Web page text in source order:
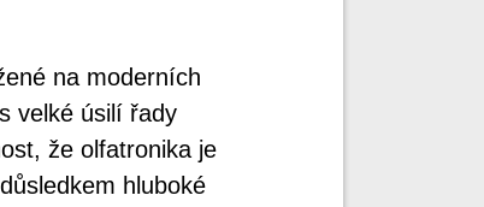
na moderních
velké úsilí řady
že olfatronika je
hluboké